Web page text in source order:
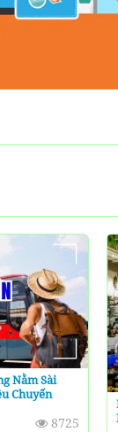
Nằm Sài
Chuyến
8725